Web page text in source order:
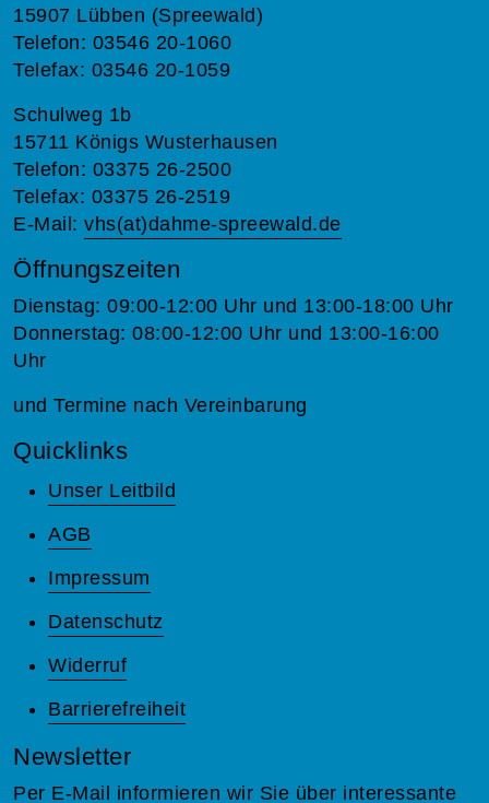
15907 Lübben (Spreewald)
Telefon: 03546 20-1060
Telefax: 03546 20-1059
Schulweg 1b
15711 Königs Wusterhausen
Telefon: 03375 26-2500
Telefax: 03375 26-2519
E-Mail: vhs(at)dahme-spreewald.de
Öffnungszeiten
Dienstag: 09:00-12:00 Uhr und 13:00-18:00 Uhr
Donnerstag: 08:00-12:00 Uhr und 13:00-16:00
Uhr
und Termine nach Vereinbarung
Quicklinks
Unser Leitbild
AGB
Impressum
Datenschutz
Widerruf
Barrierefreiheit
Newsletter
Per E-Mail informieren wir Sie über interessante